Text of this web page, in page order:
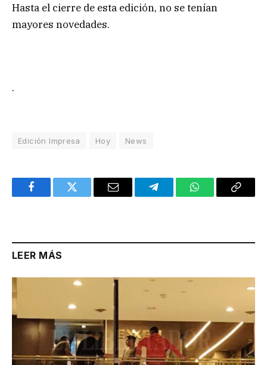
Hasta el cierre de esta edición, no se tenían
mayores novedades.
.
Edición Impresa Hoy News
FacebookTwitter Email TelegramWhatsAppCopy
LEER MÁS